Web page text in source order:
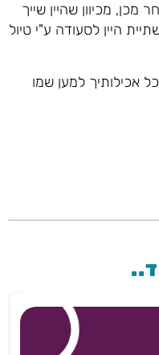
מכיוון שהיין שייך
היין לסעודה ע"י טיול
אכילותיך למען שמו